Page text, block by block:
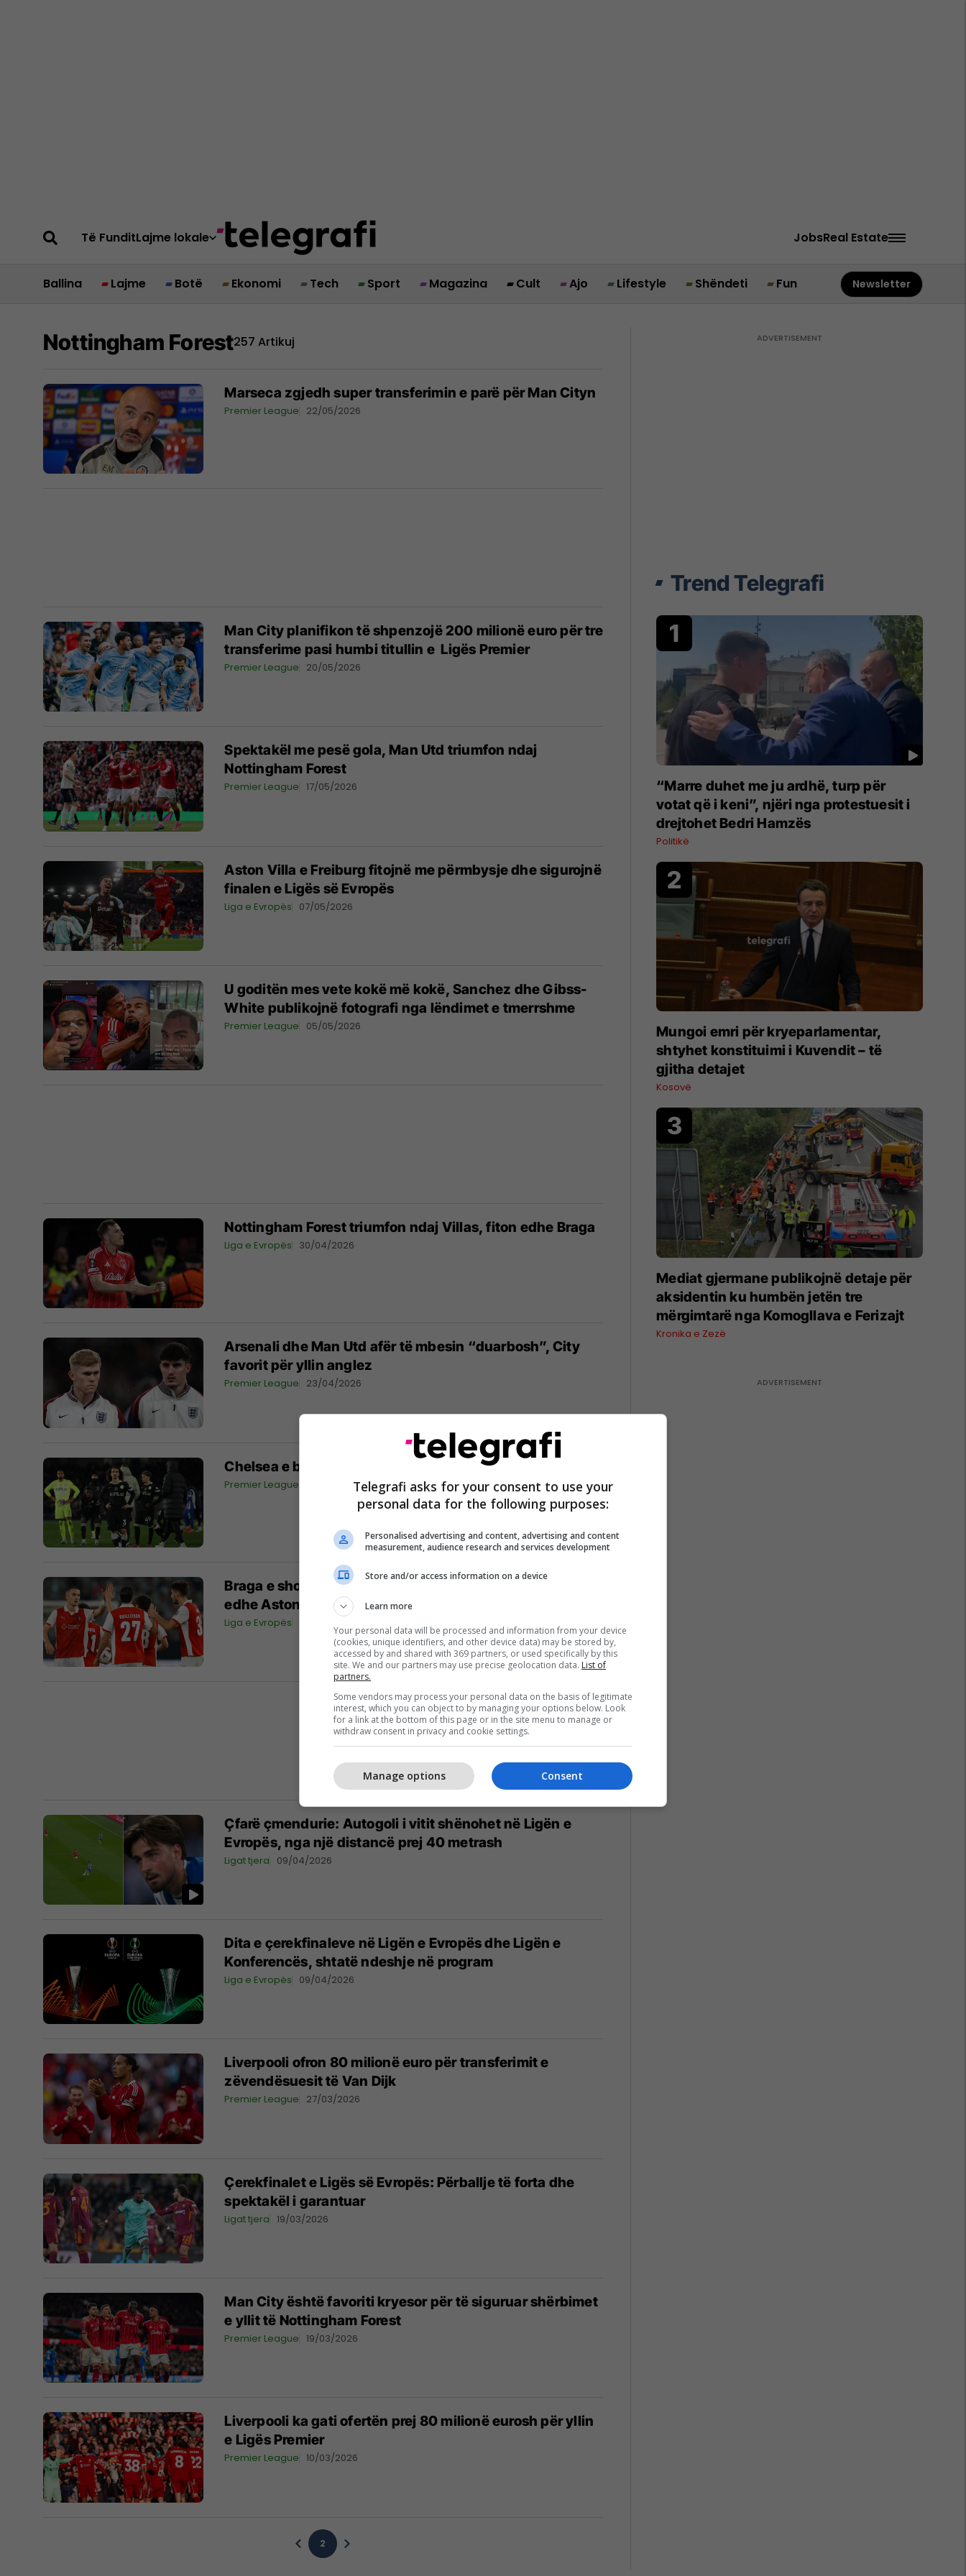
Të FunditLajme lokale JobsReal Estate
Ballina Lajme Botë Ekonomi Tech Sport Magazina Cult Ajo Lifestyle Shëndeti Fun Newsletter
Nottingham Forest257 Artikuj
Marseca zgjedh super transferimin e parë për Man Cityn
Premier League 22/05/2026
Man City planifikon të shpenzojë 200 milionë euro për tre
transferime pasi humbi titullin e Ligës Premier
Premier League 20/05/2026
Spektakël me pesë gola, Man Utd triumfon ndaj
Nottingham Forest
Premier League 17/05/2026
Aston Villa e Freiburg fitojnë me përmbysje dhe sigurojnë
finalen e Ligës së Evropës
Liga e Evropës 07/05/2026
U goditën mes vete kokë më kokë, Sanchez dhe Gibss-
White publikojnë fotografi nga lëndimet e tmerrshme
Premier League 05/05/2026
Nottingham Forest triumfon ndaj Villas, fiton edhe Braga
Liga e Evropës 30/04/2026
Arsenali dhe Man Utd afër të mbesin “duarbosh”, City
favorit për yllin anglez
Premier League 23/04/2026
Chelsea e bën prioritet transferimin e mesfushorit anglez
Premier League 23/04/2026
Braga e shokon Betisin, kualifikohen në gjysmëfinale
edhe Aston Villa, Freiburg e Nottingham
Liga e Evropës
Çfarë çmendurie: Autogoli i vitit shënohet në Ligën e
Evropës, nga një distancë prej 40 metrash
Ligat tjera 09/04/2026
Dita e çerekfinaleve në Ligën e Evropës dhe Ligën e
Konferencës, shtatë ndeshje në program
Liga e Evropës 09/04/2026
Liverpooli ofron 80 milionë euro për transferimit e
zëvendësuesit të Van Dijk
Premier League 27/03/2026
Çerekfinalet e Ligës së Evropës: Përballje të forta dhe
spektakël i garantuar
Ligat tjera 19/03/2026
Man City është favoriti kryesor për të siguruar shërbimet
e yllit të Nottingham Forest
Premier League 19/03/2026
Liverpooli ka gati ofertën prej 80 milionë eurosh për yllin
e Ligës Premier
Premier League 10/03/2026
2
Trend Telegrafi
“Marre duhet me ju ardhë, turp për
votat që i keni”, njëri nga protestuesit i
drejtohet Bedri Hamzës
Politikë
Mungoi emri për kryeparlamentar,
shtyhet konstituimi i Kuvendit – të
gjitha detajet
Kosovë
Mediat gjermane publikojnë detaje për
aksidentin ku humbën jetën tre
mërgimtarë nga Komogllava e Ferizajt
Kronika e Zezë
Telegrafi asks for your consent to use your
personal data for the following purposes:
Personalised advertising and content, advertising and content
measurement, audience research and services development
Store and/or access information on a device
Learn more
Your personal data will be processed and information from your device
(cookies, unique identifiers, and other device data) may be stored by,
accessed by and shared with 369 partners, or used specifically by this
site. We and our partners may use precise geolocation data. List of
partners.
Some vendors may process your personal data on the basis of legitimate
interest, which you can object to by managing your options below. Look
for a link at the bottom of this page or in the site menu to manage or
withdraw consent in privacy and cookie settings.
Consent
Manage options